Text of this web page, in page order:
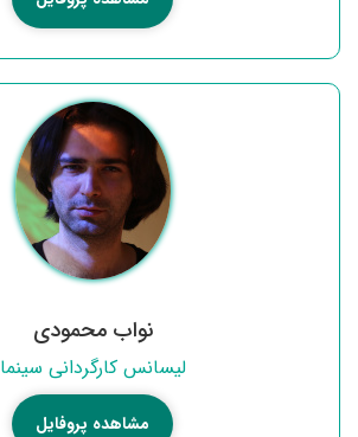
نواب محمودی
لیسانس کارگردانی سینما
مشاهده پروفایل